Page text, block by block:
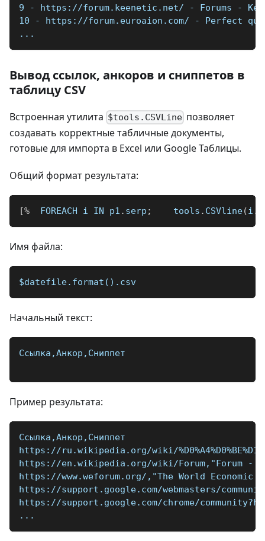
9 - https://forum.keenetic.net/ - Forums -
10 - https://forum.euroaion.com/ - Perfect
...
Вывод ссылок, анкоров и сниппетов в
таблицу CSV
Встроенная утилита $tools.CSVLine позволяет
создавать корректные табличные документы,
готовые для импорта в Excel или Google Таблицы.
Общий формат результата:
[%
  FOREACH i IN p1
. serp ;
    tools
. CSVline(i .
Имя файла:
$datefile.format().csv
Начальный текст:
Ссылка,Анкор,Сниппет
Пример результата:
Ссылка,Анкор,Сниппет
https://ru.wikipedia.org/wiki/
https://en.wikipedia.org/wiki/Forum,"Forum -
https://www.weforum.org/,"The World
https://support.google.com/webmasters/
https://support.google.com/chrome/
...